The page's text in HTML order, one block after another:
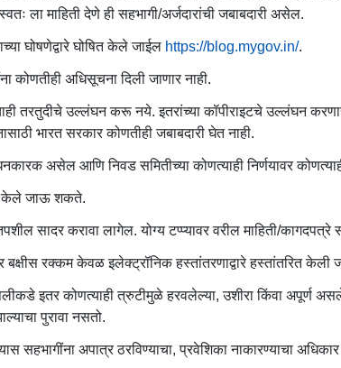
ला माहिती देणे ही सहभागी/अर्जदारांची जबाबदारी असेल.
घोषणेद्वारे घोषित केले जाईल https://blog.mygov.in/.
कोणतीही अधिसूचना दिली जाणार नाही.
तरतुदीचे उल्लंघन करू नये. इतरांच्या कॉपीराइटचे उल्लंघन
भारत सरकार कोणतीही जबाबदारी घेत नाही.
असेल आणि निवड समितीच्या कोणत्याही निर्णयावर
केले जाऊ शकते.
सादर करावा लागेल. योग्य टप्प्यावर वरील माहिती/कागदपत्रे
रक्कम केवळ इलेक्ट्रॉनिक हस्तांतरणाद्वारे हस्तांतरित केली
इतर कोणत्याही त्रुटीमुळे हरवलेल्या, उशीरा किंवा अपूर्ण
पुरावा नसतो.
सहभागींना अपात्र ठरविण्याचा, प्रवेशिका नाकारण्याचा